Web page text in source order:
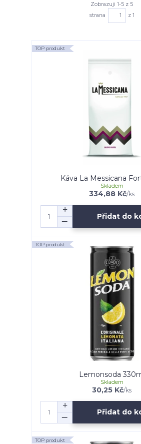
Zobrazuji 1-5 z 5
strana
z 1
TOP produkt
Káva La Messicana
334,88 Kč/ks
Skladem
Přidat do
TOP produkt
Lemonsoda
30,25 Kč/ks
Skladem
Přidat do
TOP produkt